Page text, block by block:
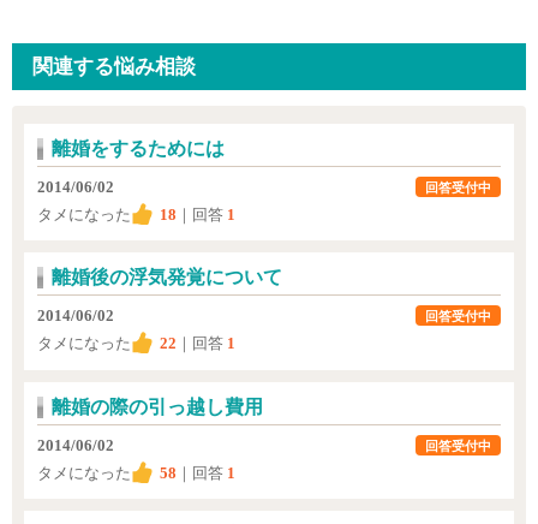
関連する悩み相談
離婚をするためには
2014/06/02
タメになった
18 ｜回答 1
回答受付中
離婚後の浮気発覚について
2014/06/02
タメになった
22 ｜回答 1
回答受付中
離婚の際の引っ越し費用
2014/06/02
タメになった
58 ｜回答 1
回答受付中